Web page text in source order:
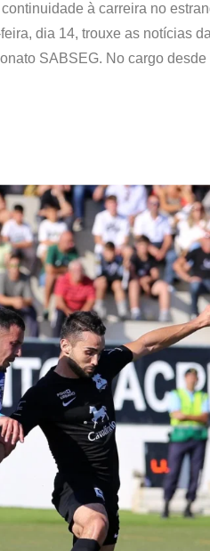
à carreira no
dia 14, trouxe as notícias
SABSEG. No cargo